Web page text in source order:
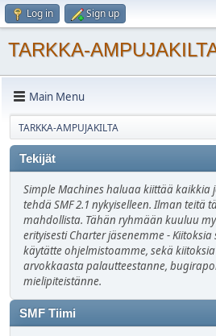
Log in Sign up
TARKKA-
Main Menu
TARKKA-AMPUJAKILTA
Tekijät
Simple Machines haluaa kiittää kaikkia
tehdä SMF 2.1 nykyiselleen. Ilman teitä
mahdollista. Tähän ryhmään kuuluu
erityisesti Charter jäsenemme -
käytätte ohjelmistoamme, sekä
arvokkaasta palautteestanne,
mielipiteistänne.
SMF Tiimi